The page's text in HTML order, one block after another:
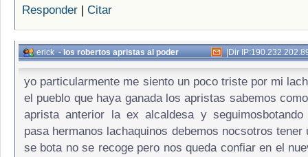
Responder | Citar
erick-los robertos apristas al poder |Dir
yo particularmente me siento un poco triste por mi
el pueblo que haya ganada los apristas sabemos
aprista anterior la ex alcaldesa y
pasa hermanos lachaquinos debemos nocsotros tener
se bota no se recoge pero nos queda confiar en el